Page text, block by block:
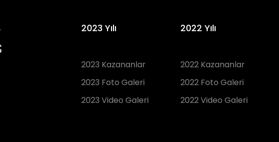
2023 Yılı
2023 Kazananlar
2023 Foto Galeri
2023 Video Galeri
2022 Yılı
2022 Kazananlar
2022 Foto Galeri
2022 Video Galeri